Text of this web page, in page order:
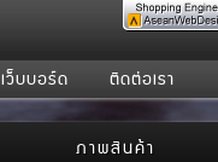
เว็บบอร์ด ติดต่อเรา
ภาพสินค้า
Front Wheel Steering Arms &
Mounts ( ชุดขาอาร์ม )